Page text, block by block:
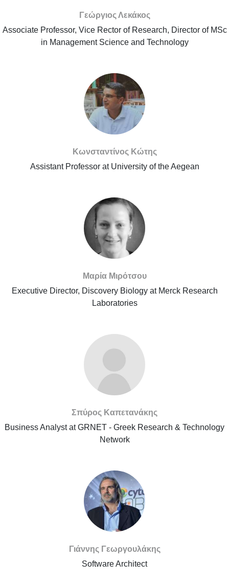
Γεώργιος Λεκάκος
Associate Professor, Vice Rector of Research, Director of MSc
in Management Science and Technology
Κωνσταντίνος Κώτης
Assistant Professor at University of the Aegean
Μαρία Μιρότσου
Executive Director, Discovery Biology at Merck Research
Laboratories
Σπύρος Καπετανάκης
Business Analyst at GRNET - Greek Research & Technology
Network
Γιάννης Γεωργουλάκης
Software Architect